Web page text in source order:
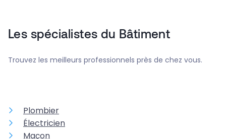
Les spécialistes du Bâtiment
Trouvez les meilleurs professionnels près de chez vous.
Plombier
Électricien
Maçon